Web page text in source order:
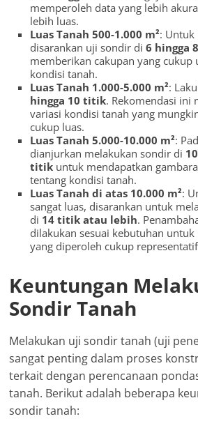
memperoleh data yang lebih
lebih luas.
Luas Tanah 500-1.000 m²: Untuk
disarankan uji sondir di6 hingga
memberikan cakupan yang cukup
kondisi tanah.
Luas Tanah 1.000-5.000 m²:
hingga 10 titik. Rekomendasi ini
variasi kondisi tanah yang
cukup luas.
Luas Tanah 5.000-10.000 m²:
dianjurkan melakukan sondir di
titik untuk mendapatkan
tentang kondisi tanah.
Luas Tanah di atas 10.000 m²:
sangat luas, disarankan untuk
di 14 titik atau lebih.
dilakukan sesuai kebutuhan
yang diperoleh cukup
Keuntungan
Sondir Tanah
Melakukan uji sondir tanah (uji
sangat penting dalam proses
terkait dengan perencanaan
tanah. Berikut adalah beberapa
sondir tanah: